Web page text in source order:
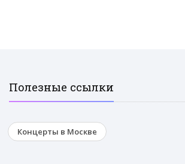
Полезные ссылки
Концерты в Москве